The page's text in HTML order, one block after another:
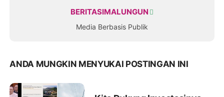
BERITASIMALUNGUN
Media Berbasis Publik
ANDA MUNGKIN MENYUKAI POSTINGAN INI